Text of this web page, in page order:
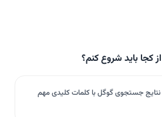
نتایج جستجوی گوگل با کلمات کلیدی مهم